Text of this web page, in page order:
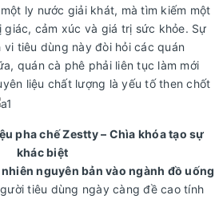
ly nước giải khát, mà tìm kiếm một
cảm xúc và giá trị sức khỏe. Sự
vi tiêu dùng này đòi hỏi các quán
quán cà phê phải liên tục làm mới
liệu chất lượng là yếu tố then chốt
Zestty – Chìa khóa tạo sự
khác biệt
nguyên bản vào ngành đồ uống
tiêu dùng ngày càng đề cao tính